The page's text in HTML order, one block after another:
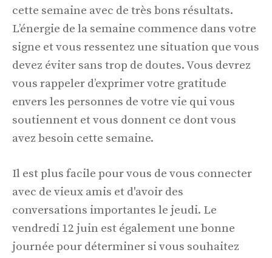
cette semaine avec de très bons résultats.
L’énergie de la semaine commence dans votre
signe et vous ressentez une situation que vous
devez éviter sans trop de doutes. Vous devrez
vous rappeler d’exprimer votre gratitude
envers les personnes de votre vie qui vous
soutiennent et vous donnent ce dont vous
avez besoin cette semaine.
Il est plus facile pour vous de vous connecter
avec de vieux amis et d'avoir des
conversations importantes le jeudi. Le
vendredi 12 juin est également une bonne
journée pour déterminer si vous souhaitez